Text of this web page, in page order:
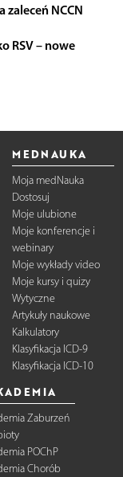
zaleceń NCCN
RSV – nowe
MEDNAUKA
Moja medNauka
Dostosuj
Moje ulubione
Moje konferencje i
webinary
Moje wykłady video
Moje kursy i quizy
Wytyczne
Artykuły naukowe
Kalkulatory
Klasyfikacja ICD-9
Klasyfikacja ICD-10
Zaburzeń
POChP
Chorób